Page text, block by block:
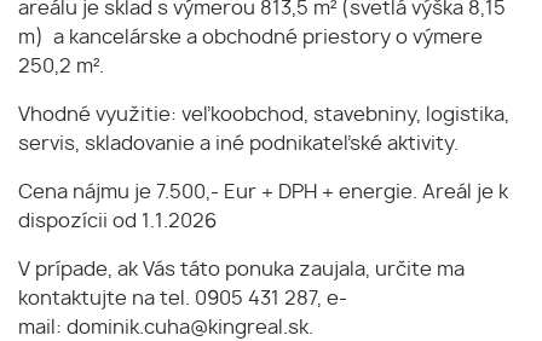
areálu je sklad s výmerou 813,5 m² (svetlá výška 8,15
m) a kancelárske a obchodné priestory o výmere
250,2 m².
Vhodné využitie: veľkoobchod, stavebniny, logistika,
servis, skladovanie a iné podnikateľské aktivity.
Cena nájmu je 7.500,- Eur + DPH + energie. Areál je k
dispozícii od 1.1.2026
V prípade, ak Vás táto ponuka zaujala, určite ma
kontaktujte na tel. 0905 431 287, e-
mail: dominik.cuha@kingreal.sk.